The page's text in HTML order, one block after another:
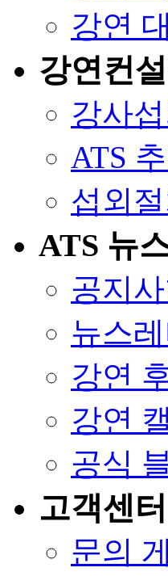
강연
강연컨
강사
ATS
섭외
ATS 뉴
공지
뉴스
강연
강연
공식
고객센터
문의